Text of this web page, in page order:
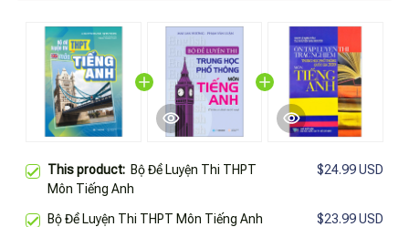
This product: Bộ Đề Luyện Thi THPT
Môn Tiếng Anh
$24.99 USD
Bộ Đề Luyện Thi THPT Môn Tiếng Anh
$23.99 USD